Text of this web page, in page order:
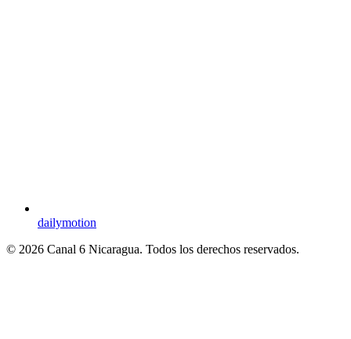
dailymotion
© 2026 Canal 6 Nicaragua. Todos los derechos reservados.